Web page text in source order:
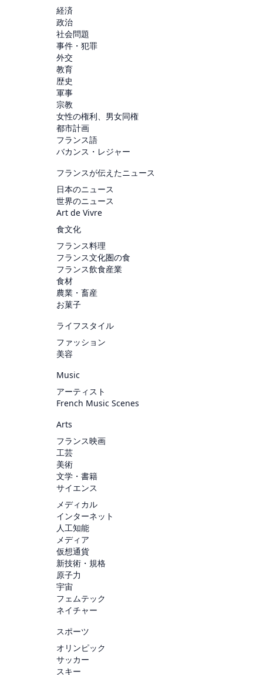
経済
政治
社会問題
事件・犯罪
外交
教育
歴史
軍事
宗教
女性の権利、男女同権
都市計画
フランス語
バカンス・レジャー
フランスが伝えたニュース
日本のニュース
世界のニュース
Art de Vivre
食文化
フランス料理
フランス文化圏の食
フランス飲食産業
食材
農業・畜産
お菓子
ライフスタイル
ファッション
美容
Music
アーティスト
French Music Scenes
Arts
フランス映画
工芸
美術
文学・書籍
サイエンス
メディカル
インターネット
人工知能
メディア
仮想通貨
新技術・規格
原子力
宇宙
フェムテック
ネイチャー
スポーツ
オリンピック
サッカー
スキー